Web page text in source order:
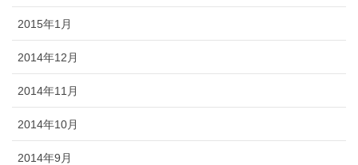
2015年1月
2014年12月
2014年11月
2014年10月
2014年9月